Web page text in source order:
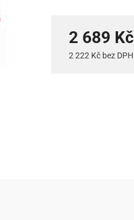
2 689 Kč
2 222 Kč bez DPH